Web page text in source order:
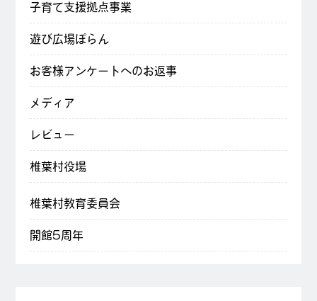
子育て支援拠点事業
遊び広場ぽらん
お客様アンケートへのお返事
メディア
レビュー
椎葉村役場
椎葉村教育委員会
開館5周年